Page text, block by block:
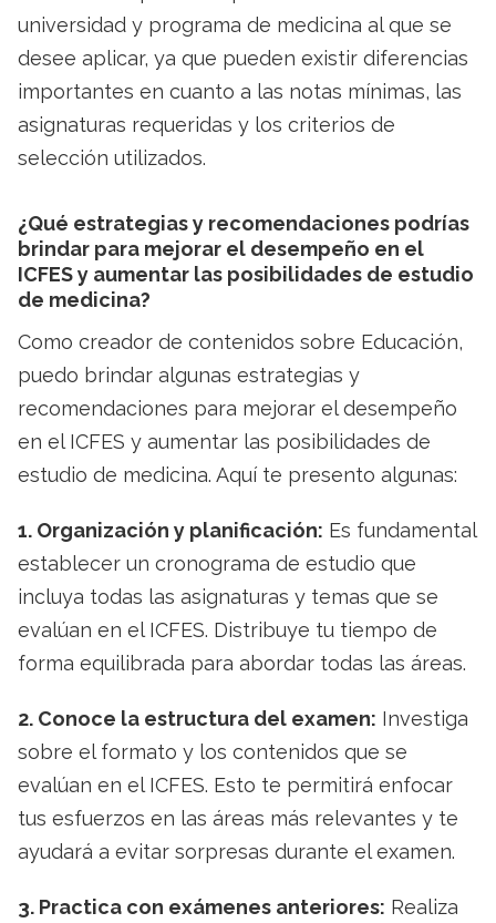
universidad y programa de medicina al que se
desee aplicar, ya que pueden existir diferencias
importantes en cuanto a las notas mínimas, las
asignaturas requeridas y los criterios de
selección utilizados.
¿Qué estrategias y recomendaciones podrías
brindar para mejorar el desempeño en el
ICFES y aumentar las posibilidades de estudio
de medicina?
Como creador de contenidos sobre Educación,
puedo brindar algunas estrategias y
recomendaciones para mejorar el desempeño
en el ICFES y aumentar las posibilidades de
estudio de medicina. Aquí te presento algunas:
1. Organización y planificación: Es fundamental
establecer un cronograma de estudio que
incluya todas las asignaturas y temas que se
evalúan en el ICFES. Distribuye tu tiempo de
forma equilibrada para abordar todas las áreas.
2. Conoce la estructura del examen: Investiga
sobre el formato y los contenidos que se
evalúan en el ICFES. Esto te permitirá enfocar
tus esfuerzos en las áreas más relevantes y te
ayudará a evitar sorpresas durante el examen.
3. Practica con exámenes anteriores: Realiza